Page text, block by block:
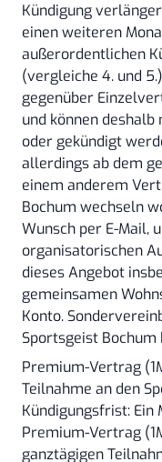
Kündigung
einen weiteren
außerordentlichen
(vergleiche 4. und
gegenüber
und können
oder gekündigt
allerdings ab dem
einem anderem
Bochum wechseln
Wunsch per E-Mail,
organisatorischen
dieses Angebot
gemeinsamen
Konto.
Sportsgeist
Premium-Vertrag
Teilnahme an den
Kündigungsfrist: Ein
Premium-Vertrag
ganztägigen